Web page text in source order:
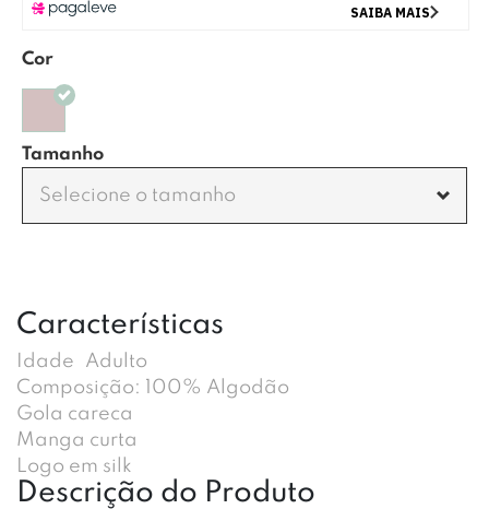
Cor
Tamanho
Selecione o tamanho
Características
Idade
Adulto
Composição: 100% Algodão
Gola careca
Manga curta
Logo em silk
Descrição do Produto